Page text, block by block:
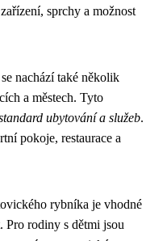
sprchy a možnost
nachází také několik
a městech. Tyto
ubytování a služeb.
pokoje, restaurace a
rybníka je vhodné
Pro rodiny s dětmi jsou